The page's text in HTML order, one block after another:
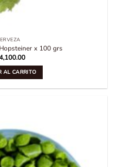
x 100 grs
AL CARRITO